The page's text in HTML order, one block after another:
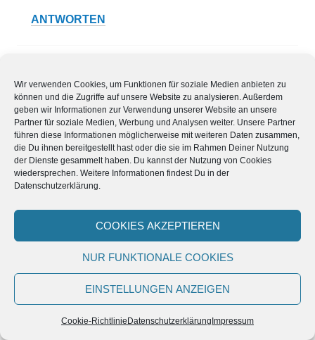
Wir verwenden Cookies, um Funktionen für soziale Medien anbieten zu
können und die Zugriffe auf unsere Website zu analysieren. Außerdem
geben wir Informationen zur Verwendung unserer Website an unsere
Partner für soziale Medien, Werbung und Analysen weiter. Unsere Partner
führen diese Informationen möglicherweise mit weiteren Daten zusammen,
die Du ihnen bereitgestellt hast oder die sie im Rahmen Deiner Nutzung
der Dienste gesammelt haben. Du kannst der Nutzung von Cookies
wiedersprechen. Weitere Informationen findest Du in der
Datenschutzerklärung.
COOKIES AKZEPTIEREN
NUR FUNKTIONALE COOKIES
EINSTELLUNGEN ANZEIGEN
Cookie-Richtlinie Datenschutzerklärung Impressum
ANTWORTEN
8. Februar 2017 um 00:13 Uhr
Hallo,
kann man denn in den seitlichen Löchern vom KUBI
auch einfach nur Samen anpflanzen,
oder kann ich dort nur vorgezogene Jungpflanzen
setzen?
Vielen Dank für eine Antwort im Voraus und liebe Grüße!
ANTWORTEN
Rebekka Maag sagt: